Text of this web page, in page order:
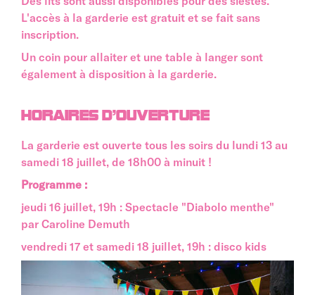
L'accès à la garderie est gratuit et se fait sans
inscription.
Un coin pour allaiter et une table à langer sont
également à disposition à la garderie.
HORAIRES D'OUVERTURE
La garderie est ouverte tous les soirs du lundi 13 au
samedi 18 juillet, de 18h00 à minuit !
Programme :
jeudi 16 juillet, 19h : Spectacle "Diabolo menthe"
par Caroline Demuth
vendredi 17 et samedi 18 juillet, 19h : disco kids